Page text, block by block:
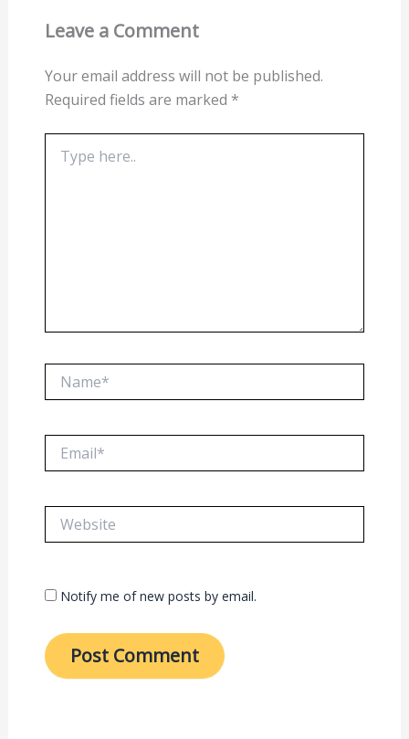
Leave a Comment
Your email address will not be published.
Required fields are marked *
here..
Notify me of new posts by email.